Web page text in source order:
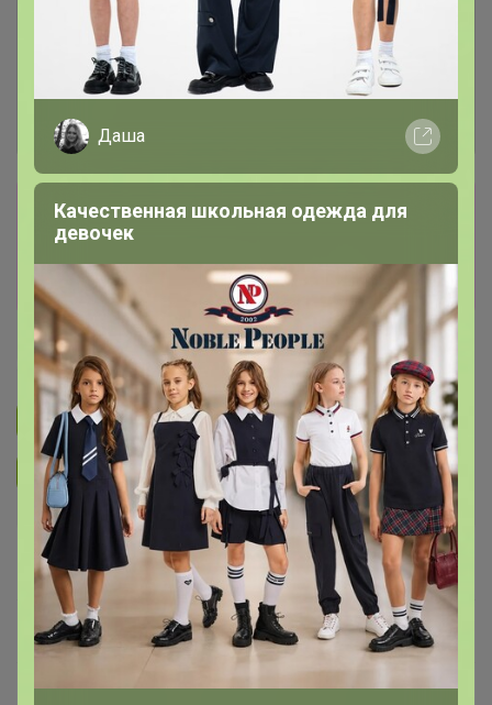
Сбор заказов в данной закупке
завершен
Перейти к текущей закупке
Happy Baby
Подписаться на закупку 299
Подписаться на организатора 3.7K
В архиве
—
Собрано
100 %
Ожидание ~ 3 дня
Пристрой 1 лот
Даша
Качественная школьная одежда для
девочек